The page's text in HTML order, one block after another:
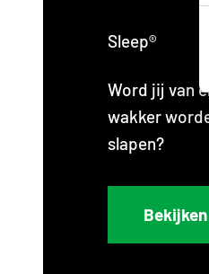
Sleep®
Word jij van
wakker
slapen?